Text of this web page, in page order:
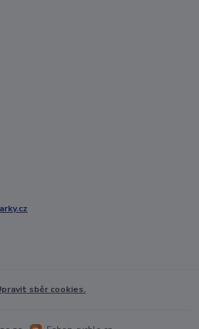
sběr cookies.